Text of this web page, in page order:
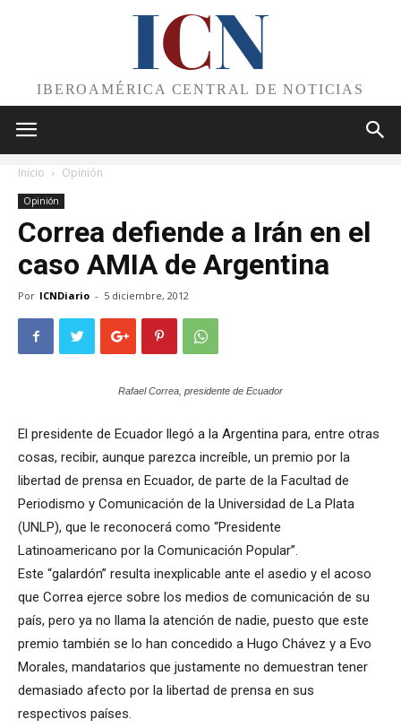
ICN
IBEROAMÉRICA CENTRAL DE NOTICIAS
Inicio Opinión
Opinión
Correa defiende a Irán en el
caso AMIA de Argentina
Por ICNDiario - 5 diciembre, 2012
Rafael Correa, presidente de Ecuador
El presidente de Ecuador llegó a la Argentina para, entre otras
cosas, recibir, aunque parezca increíble, un premio por la
libertad de prensa en Ecuador, de parte de la Facultad de
Periodismo y Comunicación de la Universidad de La Plata
(UNLP), que le reconocerá como “Presidente
Latinoamericano por la Comunicación Popular”.
Este “galardón” resulta inexplicable ante el asedio y el acoso
que Correa ejerce sobre los medios de comunicación de su
país, pero ya no llama la atención de nadie, puesto que este
premio también se lo han concedido a Hugo Chávez y a Evo
Morales, mandatarios que justamente no demuestran tener
demasiado afecto por la libertad de prensa en sus
respectivos países.